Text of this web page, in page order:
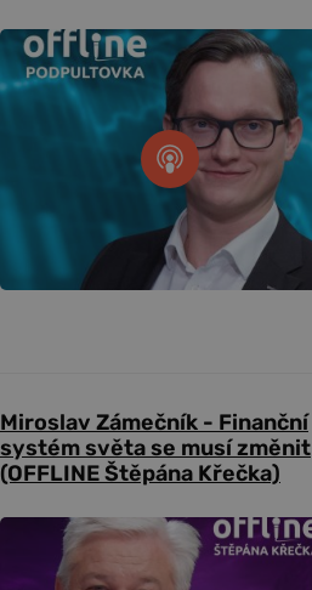
Miroslav Zámečník - Finanční
systém světa se musí změnit
(OFFLINE Štěpána Křečka)